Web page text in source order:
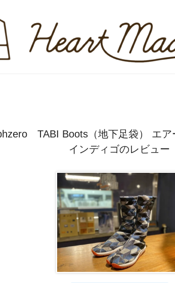
TABI Boots（地下足袋） エ
インディゴのレビュー